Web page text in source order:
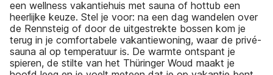
een wellness vakantiehuis met sauna of hottub een
heerlijke keuze. Stel je voor: na een dag wandelen over
de Rennsteig of door de uitgestrekte bossen kom je
terug in je comfortabele vakantiewoning, waar de privé-
sauna al op temperatuur is. De warmte ontspant je
spieren, de stilte van het Thüringer Woud maakt je